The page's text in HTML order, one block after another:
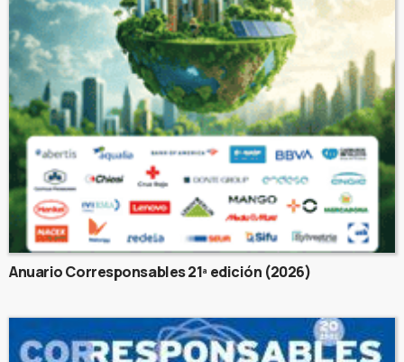
Anuario Corresponsables 21ª edición (2026)